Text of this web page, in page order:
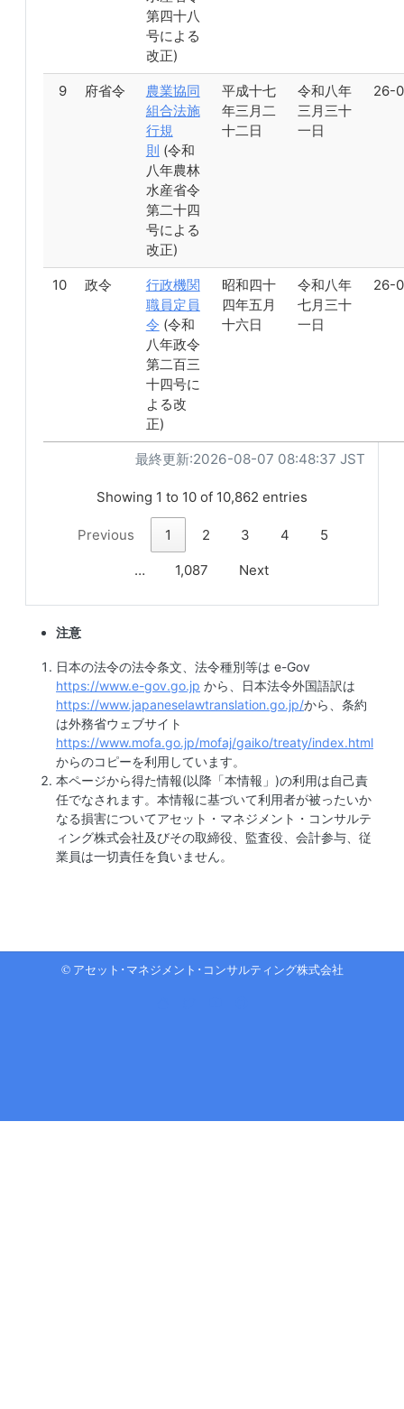
最終更新:2026-08-07 08:48:37 JST
第四十八
号による
改正)
9 府省令
農業協同
組合法施
行規
則 (令和
八年農林
水産省令
第二十四
号による
改正)
平成十七
年三月二
十二日
令和八年
三月三十
一日
26-
10 政令
行政機関
職員定員
令 (令和
八年政令
第二百三
十四号に
よる改
正)
昭和四十
四年五月
十六日
令和八年
七月三十
一日
26-
Showing 1 to 10 of 10,862 entries
Previous 1 2 3 4 5
… 1,087 Next
注意
日本の法令の法令条文、法令種別等は e-Gov
https://www.e-gov.go.jp から、日本法令外国語訳は
https://www.japaneselawtranslation.go.jp/から、条約
は外務省ウェブサイト
https://www.mofa.go.jp/mofaj/gaiko/treaty/index.html
からのコピーを利用しています。
本ページから得た情報(以降「本情報」)の利用は自己責
任でなされます。本情報に基づいて利用者が被ったいか
なる損害についてアセット・マネジメント・コンサルテ
ィング株式会社及びその取締役、監査役、会計参与、従
業員は一切責任を負いません。
© アセット･マネジメント･コンサルティング株式会社